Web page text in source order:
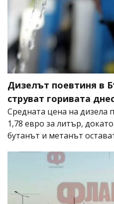
Дизелът поевтиня в
струват горивата
Средната цена на дизела
1,78 евро за литър,
бутанът и метанът